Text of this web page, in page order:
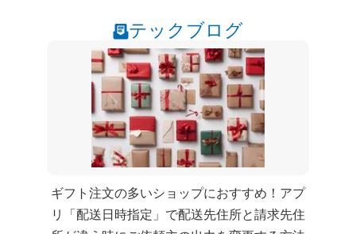
テックブログ
ギフト注文の多いショップにおすすめ！Shopifyアプ
リ「CC 配送日時指定」で配送先住所と請求先住